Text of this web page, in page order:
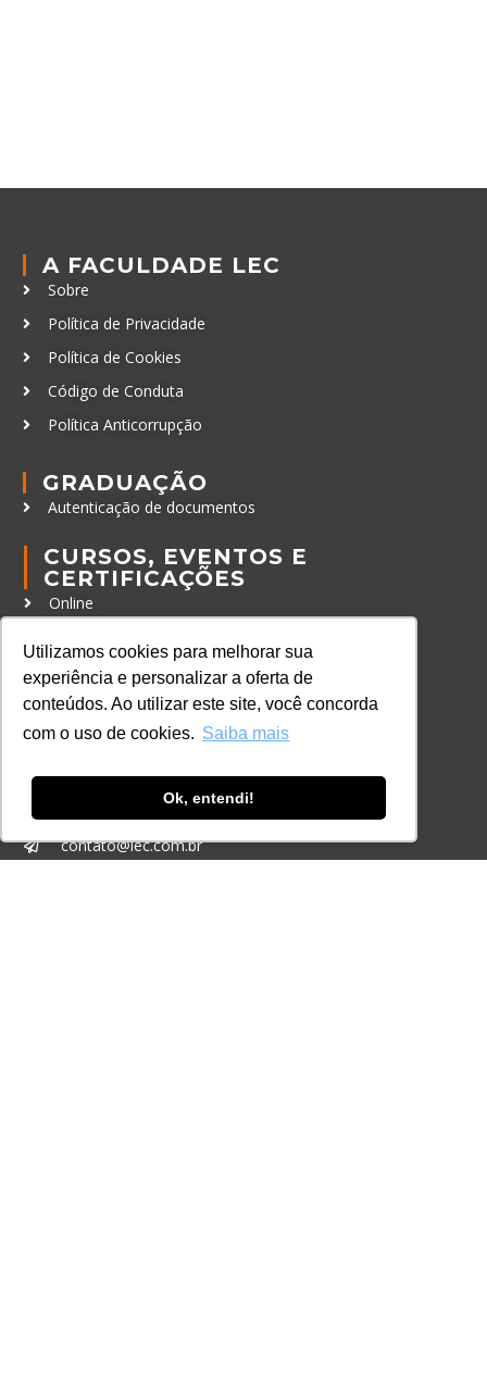
Utilizamos cookies para melhorar sua
experiência e personalizar a oferta de
conteúdos. Ao utilizar este site, você concorda
com o uso de cookies. Saiba mais
Ok, entendi!
A FACULDADE LEC
Sobre
Política de Privacidade
Política de Cookies
Código de Conduta
Política Anticorrupção
GRADUAÇÃO
Autenticação de documentos
CURSOS, EVENTOS E
CERTIFICAÇÕES
Online
Eventos
Certificações
+55 11 3259-2837
+55 11 98924-8322
contato@lec.com.br